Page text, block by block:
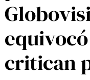
critican